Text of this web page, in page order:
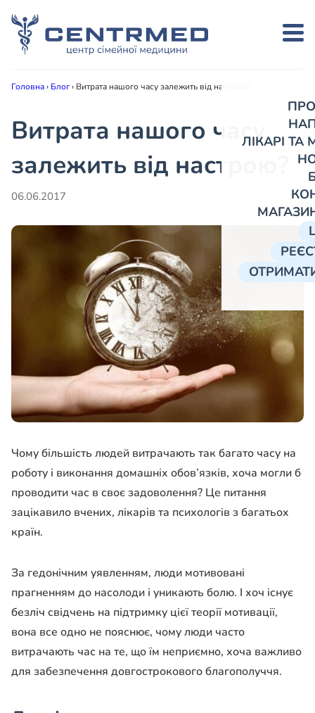
ЛІКАРІ
Головна› Блог› Витрата нашого часу залежить від настрою?
Витрата нашого часу
залежить від настрою?
06.06.2017
Чому більшість людей витрачають так багато часу на
роботу і виконання домашніх обов’язків, хоча могли б
проводити час в своє задоволення? Це питання
зацікавило вчених, лікарів та психологів з багатьох
країн.
За гедонічним уявленням, люди мотивовані
прагненням до насолоди і уникають болю. І хоч існує
безліч свідчень на підтримку цієї теорії мотивації,
вона все одно не пояснює, чому люди часто
витрачають час на те, що їм неприємно, хоча важливо
для забезпечення довгострокового благополуччя.